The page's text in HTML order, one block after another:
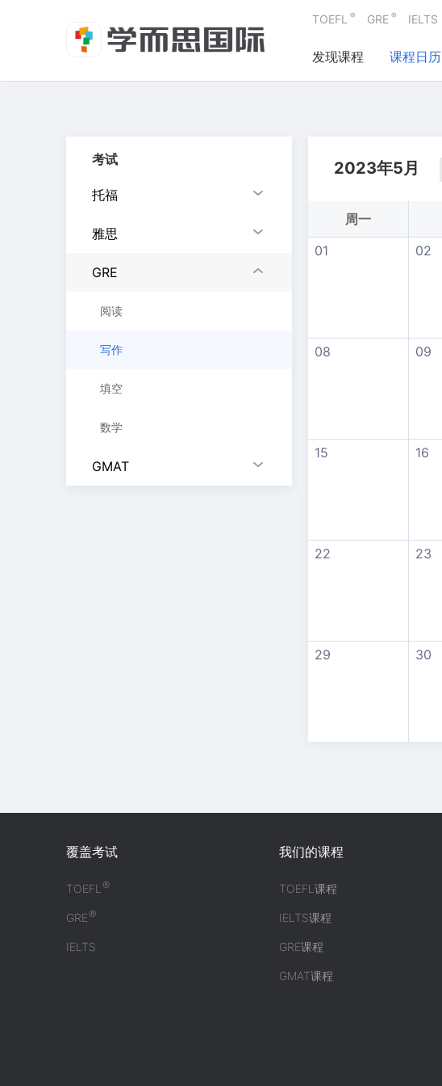
TOEFL ® GRE ® IELTS
发现课程 课程日历
考试
托福
雅思
GRE
阅读
写作
填空
数学
GMAT
2023年5月
周一
01
02
08 09
15 16
22 23
29 30
覆盖考试
TOEFL®
GRE®
IELTS
我们的课程
TOEFL课程
IELTS课程
GRE课程
GMAT课程